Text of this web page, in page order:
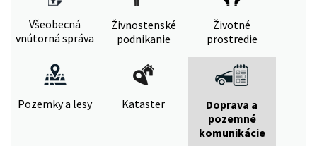
Všeobecná
vnútorná správa
Živnostenské
podnikanie
Životné
prostredie
Pozemky a lesy Kataster
Doprava a
pozemné
komunikácie